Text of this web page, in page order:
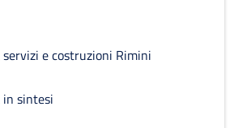
e costruzioni Rimini
sintesi